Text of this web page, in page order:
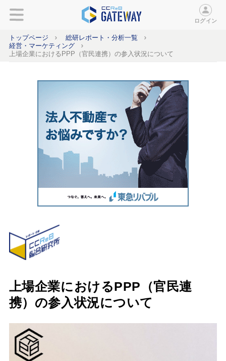
ログイン
トップページ
総研レポート・分析一覧
経営・マーケティング
上場企業におけるPPP（官民連携）の参入状況について
上場企業におけるPPP（官民連
携）の参入状況について